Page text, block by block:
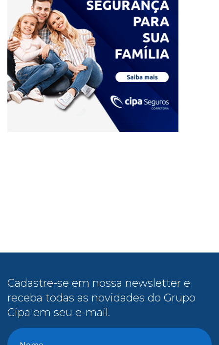
Cadastre-se em nossa newsletter e
receba todas as novidades do Grupo
Cipa em seu e-mail.